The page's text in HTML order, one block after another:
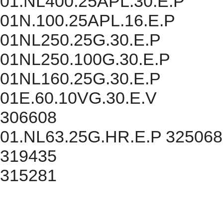
01N.100.25APL.16.E.P
01NL250.25G.30.E.P
01NL250.100G.30.E.P
01NL160.25G.30.E.P
01E.60.10VG.30.E.V
306608
01.NL63.25G.HR.E.P 325068
319435
315281